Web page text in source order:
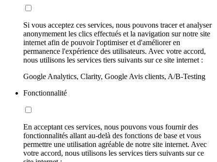
Si vous acceptez ces services, nous pouvons tracer et analyser
anonymement les clics effectués et la navigation sur notre site
internet afin de pouvoir l'optimiser et d'améliorer en
permanence l'expérience des utilisateurs. Avec votre accord,
nous utilisons les services tiers suivants sur ce site internet :
Google Analytics, Clarity, Google Avis clients, A/B-Testing
Fonctionnalité
En acceptant ces services, nous pouvons vous fournir des
fonctionnalités allant au-delà des fonctions de base et vous
permettre une utilisation agréable de notre site internet. Avec
votre accord, nous utilisons les services tiers suivants sur ce